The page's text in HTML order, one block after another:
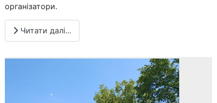
організатори.
Читати далі...